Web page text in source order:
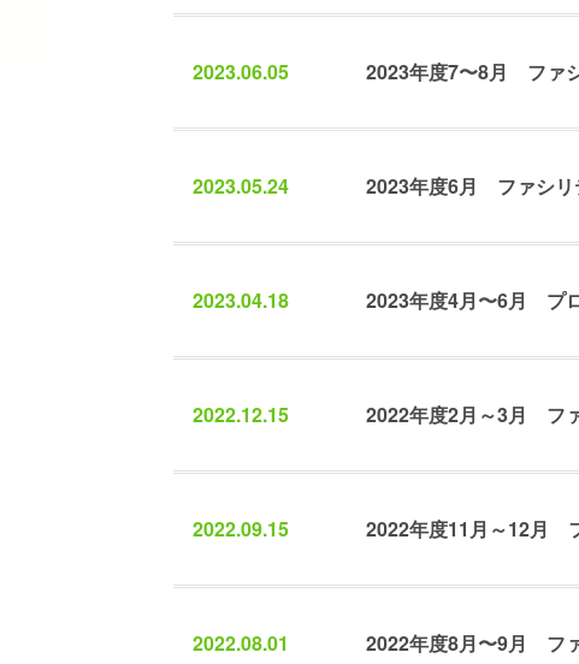
2023.06.05 2023年度7〜8月 ファ
2023.05.24 2023年度6月 ファシリ
2023.04.18 2023年度4月〜6月 プ
2022.12.15 2022年度2月～3月 フ
2022.09.15 2022年度11月～12月
2022.08.01 2022年度8月〜9月 フ